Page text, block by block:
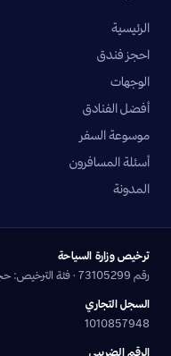
الرئيسية
احجز فندق
الوجهات
أفضل الفنادق
موسوعة السفر
أسئلة المسافرون
المدونة
ترخيص وزارة السياحة
رقم 73105299 · فئة الترخيص: حجز وحدات الضيافة وتنظيم الرحلات السياحية
السجل التجاري
1010857948
الرقم الضريبي